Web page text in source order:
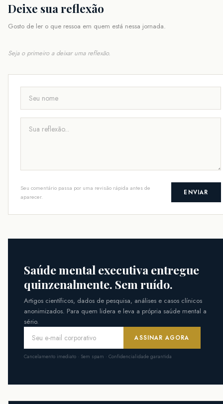
Deixe sua reflexão
Gosto de ler o que ressoa em quem está nessa jornada.
Seja o primeiro a deixar uma reflexão.
Seu comentário passa por uma revisão rápida antes de
aparecer.
ENVIAR
Saúde mental executiva entregue
quinzenalmente. Sem ruído.
Artigos científicos, dados de pesquisa, análises e casos clínicos
anonimizados. Para quem lidera e leva a própria saúde mental a
sério.
ASSINAR AGORA
Cancelamento imediato · Sem spam · Confidencialidade garantida